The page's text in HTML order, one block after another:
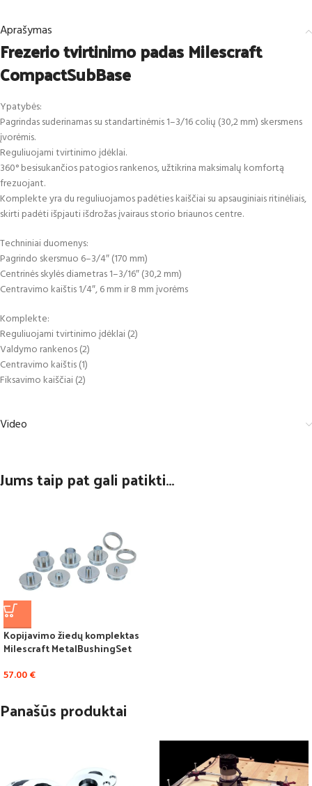
Aprašymas
Frezerio tvirtinimo padas Milescraft
CompactSubBase
Ypatybės:
Pagrindas suderinamas su standartinėmis 1–3/16 colių (30,2 mm) skersmens
įvorėmis.
Reguliuojami tvirtinimo įdėklai.
360° besisukančios patogios rankenos, užtikrina maksimalų komfortą
frezuojant.
Komplekte yra du reguliuojamos padėties kaiščiai su apsauginiais ritinėliais,
skirti padėti išpjauti išdrožas įvairaus storio briaunos centre.
Techniniai duomenys:
Pagrindo skersmuo 6–3/4″ (170 mm)
Centrinės skylės diametras 1–3/16″ (30,2 mm)
Centravimo kaištis 1/4″, 6 mm ir 8 mm įvorėms
Komplekte:
Reguliuojami tvirtinimo įdėklai (2)
Valdymo rankenos (2)
Centravimo kaištis (1)
Fiksavimo kaiščiai (2)
Video
Jums taip pat gali patikti…
Kopijavimo žiedų komplektas
Milescraft MetalBushingSet
57.00€
Panašūs produktai